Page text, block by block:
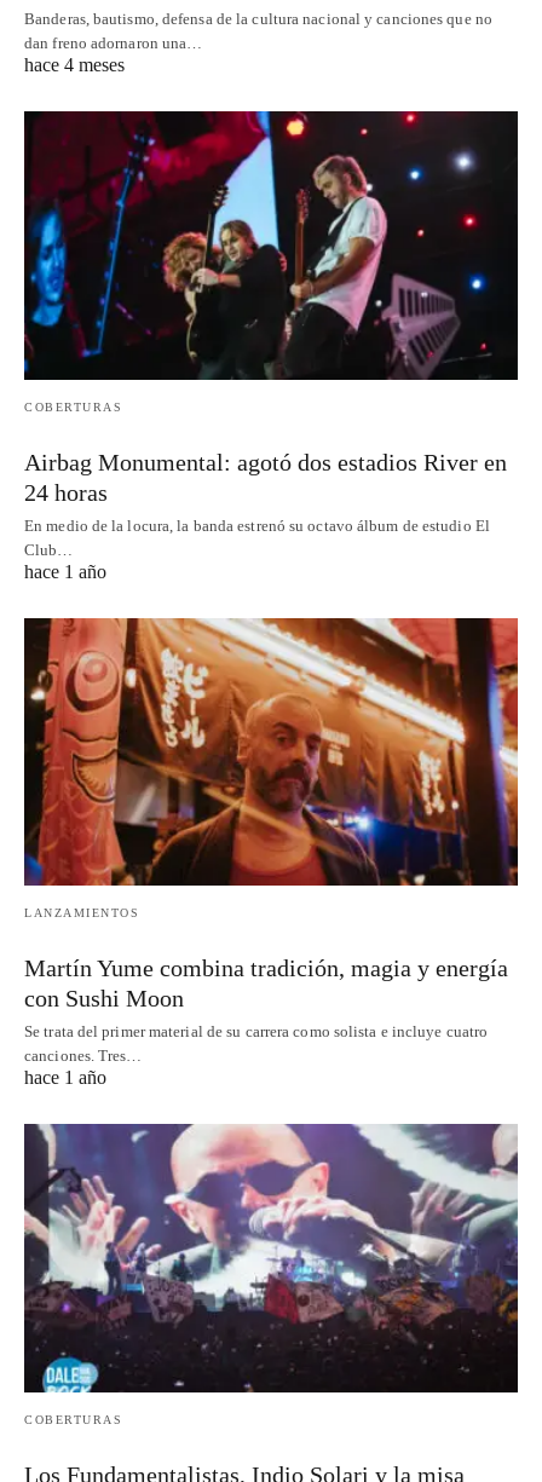
Banderas, bautismo, defensa de la cultura nacional y canciones que no
dan freno adornaron una…
hace 4 meses
COBERTURAS
Airbag Monumental: agotó dos estadios River en
24 horas
En medio de la locura, la banda estrenó su octavo álbum de estudio El
Club…
hace 1 año
LANZAMIENTOS
Martín Yume combina tradición, magia y energía
con Sushi Moon
Se trata del primer material de su carrera como solista e incluye cuatro
canciones. Tres…
hace 1 año
COBERTURAS
Los Fundamentalistas, Indio Solari y la misa